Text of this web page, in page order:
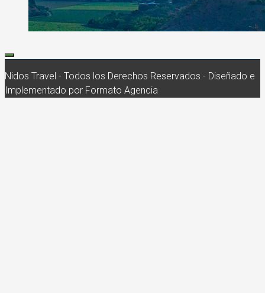
Nidos Travel - Todos los Derechos Reservados - Diseñado e
Implementado por Formato Agencia